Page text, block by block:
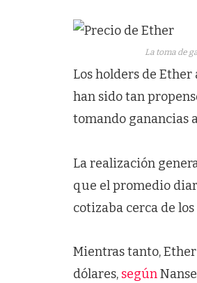
La toma de
Los holders de
han sido tan
tomando ganancias
La realización
que el promedio
cotizaba cerca de los
Mientras tanto,
dólares, según